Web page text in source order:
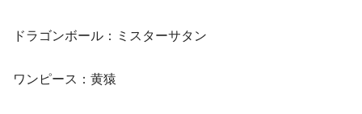
ドラゴンボール：ミスターサタン
ワンピース：黄猿